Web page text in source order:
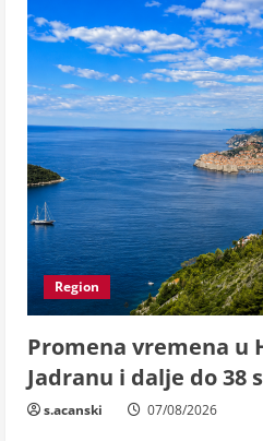
Region
Promena vremena u
Jadranu i dalje do 38
s.acanski 07/08/2026